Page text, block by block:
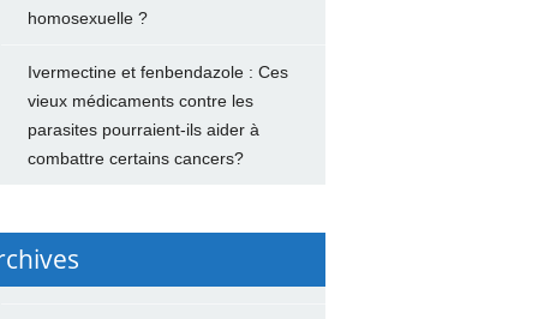
homosexuelle ?
Ivermectine et fenbendazole : Ces
vieux médicaments contre les
parasites pourraient-ils aider à
combattre certains cancers?